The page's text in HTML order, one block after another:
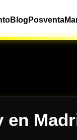
Blog Posventa
en